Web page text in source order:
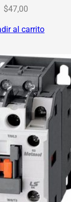
$47,00
al carrito